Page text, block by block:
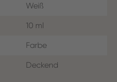
Weiß
10 ml
Farbe
Deckend